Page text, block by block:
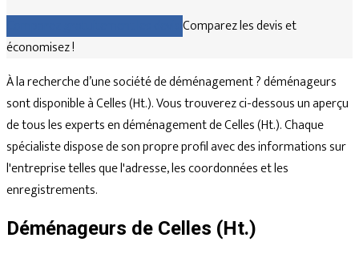
Comparez les devis et
économisez !
À la recherche d’une société de déménagement ? déménageurs
sont disponible à Celles (Ht.). Vous trouverez ci-dessous un aperçu
de tous les experts en déménagement de Celles (Ht.). Chaque
spécialiste dispose de son propre profil avec des informations sur
l'entreprise telles que l'adresse, les coordonnées et les
enregistrements.
Déménageurs de Celles (Ht.)